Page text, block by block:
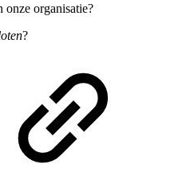
organisatie?
?